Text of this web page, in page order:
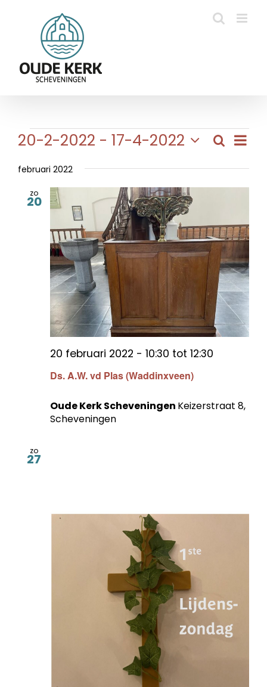
Evenementen
en
Zoeken
Lijst
20-2-2022 - 17-4-2022
een
datum.
februari 2022
zo
20
Ds. A.W. vd Plas (Waddinxveen)
20 februari 2022 - 10:30 tot 12:30
Oude Kerk Scheveningen Keizerstraat 8,
Scheveningen
zo
27